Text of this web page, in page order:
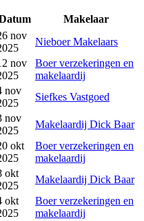
Makelaar
nov
Nieboer Makelaars
nov
Boer verzekeringen en
makelaardij
nov
Siefkes Vastgoed
nov
Makelaardij Dick Baar
okt
Boer verzekeringen en
makelaardij
okt
Makelaardij Dick Baar
okt
Boer verzekeringen en
makelaardij